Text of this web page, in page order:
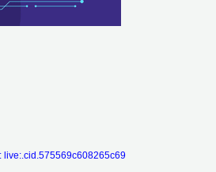
live:.cid.575569c608265c69